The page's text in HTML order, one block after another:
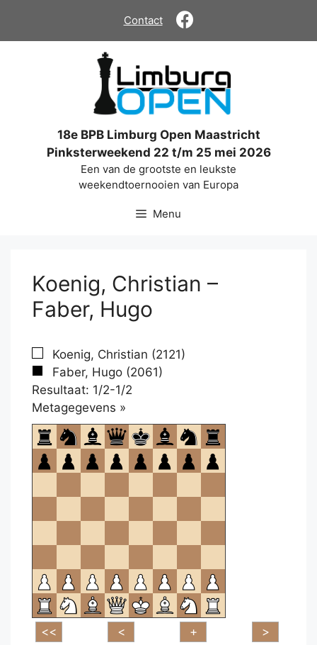
de
Contact
18e BPB Limburg Open Maastricht
Pinksterweekend 22 t/m 25 mei 2026
Een van de grootste en leukste
weekendtoernooien van Europa
Menu
Koenig, Christian –
Faber, Hugo
Koenig, Christian (2121)
Faber, Hugo (2061)
Resultaat: 1/2-1/2
Metagegevens »
om
te
openen.